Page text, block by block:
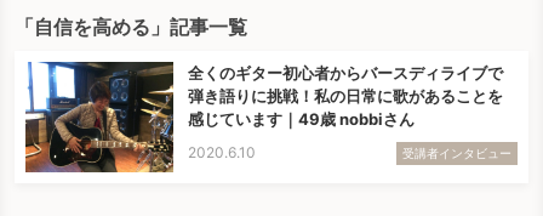
「自信を高める」記事一覧
全くのギター初心者からバースディライブで
弾き語りに挑戦！私の日常に歌があることを
感じています｜49歳 nobbiさん
2020.6.10 受講者インタビュー